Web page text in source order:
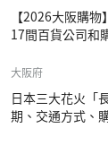
【2026大阪購
17間百貨公司和
大阪府
日本三大花火「
期、交通方式、